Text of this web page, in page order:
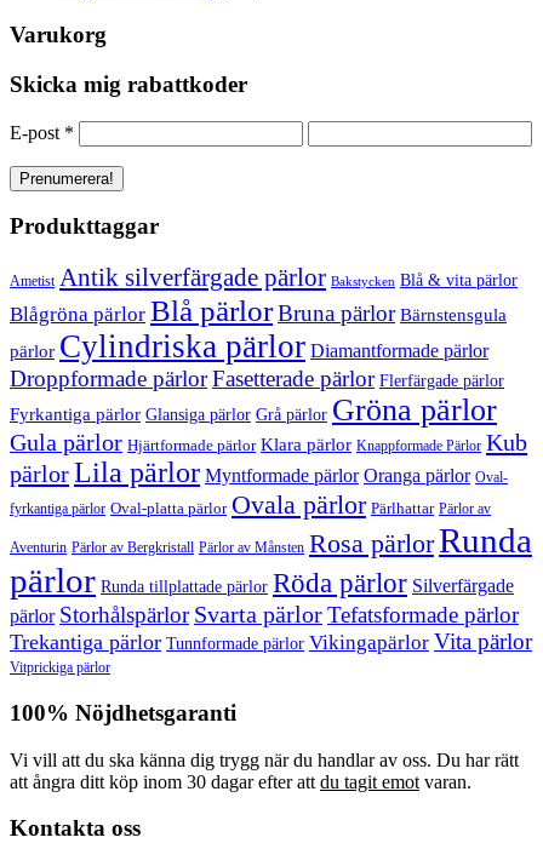
Varukorg
Skicka mig rabattkoder
E-post *
Produkttaggar
Ametist Antik silverfärgade pärlor Bakstycken Blå & vita pärlor
Blågröna pärlor Blå pärlorBruna pärlor Bärnstensgula
pärlor Cylindriska pärlor Diamantformade pärlor
Droppformade pärlorFasetterade pärlor Flerfärgade pärlor
Fyrkantiga pärlor Glansiga pärlor Grå pärlor Gröna pärlor
Gula pärlor Hjärtformade pärlor Klara pärlor Knappformade Pärlor Kub
pärlorLila pärlor Myntformade pärlor Oranga pärlor Oval-
fyrkantiga pärlor Oval-platta pärlor Ovala pärlor Pärlhattar Pärlor av
Aventurin Pärlor av Bergkristall Pärlor av Månsten Rosa pärlorRunda
pärlor Runda tillplattade pärlor Röda pärlor Silverfärgade
pärlor Storhålspärlor Svarta pärlorTefatsformade pärlor
Trekantiga pärlor Tunnformade pärlor Vikingapärlor Vita pärlor
Vitprickiga pärlor
100% Nöjdhetsgaranti
Vi vill att du ska känna dig trygg när du handlar av oss. Du har rätt
att ångra ditt köp inom 30 dagar efter att du tagit emot varan.
Kontakta oss